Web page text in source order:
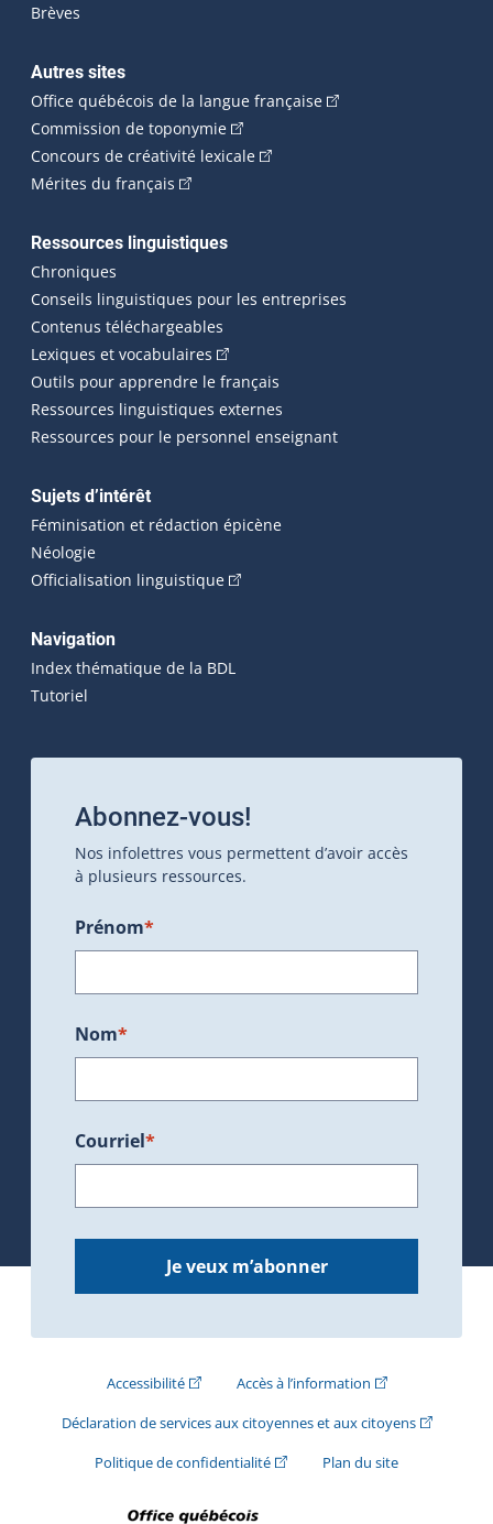
Brèves
Autres sites
Office québécois de la langue française(Cet hyperlien
Commission de toponymie(Cet hyperlien externe s'ouvrira
Concours de créativité lexicale(Cet hyperlien externe
Mérites du français (Cet hyperlien externe s'ouvrira dans une
Ressources linguistiques
Chroniques
Conseils linguistiques pour les entreprises
Contenus téléchargeables
Lexiques et vocabulaires (Cet hyperlien externe s'ouvrira
Outils pour apprendre le français
Ressources linguistiques externes
Ressources pour le personnel enseignant
Sujets d’intérêt
Féminisation et rédaction épicène
Néologie
Officialisation linguistique(Cet hyperlien externe s'ouvrira
Navigation
Index thématique de la BDL
Tutoriel
Abonnez-vous!
Nos infolettres vous permettent d’avoir accès
à plusieurs ressources.
Prénom*
Nom*
Courriel*
Je veux m’abonner
Accessibilité(Cet hyperlien externe s'ouvrira dans une
Accès à l’information(Cet hyperlien
Déclaration de services aux citoyennes et aux citoyens(Cet
Politique de confidentialité(Cet hyperlien externe s'ouvrira
Plan du site